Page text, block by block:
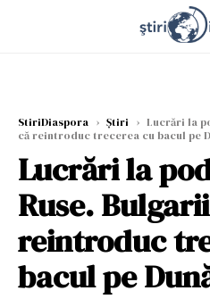
StiriDiaspora › Știri › Lucrări la
că reintroduc trecerea cu bacul pe
Lucrări la
Ruse.
reintroduc
bacul pe